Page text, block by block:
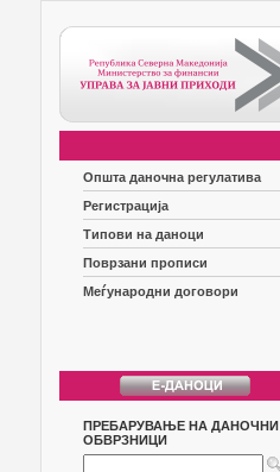
Општа даночна регулатива
Регистрација
Типови на даноци
Поврзани прописи
Меѓународни договори
ПРЕБАРУВАЊЕ НА ДАНОЧНИ
ОБВРЗНИЦИ